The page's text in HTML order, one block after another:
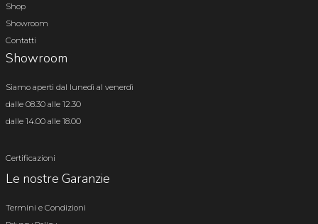
Shop
Showroom
Contatti
Showroom
Siamo aperti dal lunedì al venerdì
dalle 08.30 alle 12.30
dalle 14.00 alle 18.00
Certificazioni
Le nostre Garanzie
Termini e Condizioni